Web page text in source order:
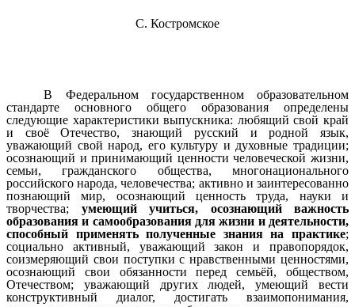
С. Костромское
В Федеральном государственном образовательном
стандарте основного общего образования определены
следующие характеристики выпускника: любящий свой край
и своё Отечество, знающий русский и родной язык,
уважающий свой народ, его культуру и духовные традиции;
осознающий и принимающий ценности человеческой жизни,
семьи, гражданского общества, многонационального
российского народа, человечества; активно и заинтересованно
познающий мир, осознающий ценность труда, науки и
творчества; умеющий учиться, осознающий важность
образования и самообразования для жизни и деятельности,
способный применять полученные знания на практике;
социально активный, уважающий закон и правопорядок,
соизмеряющий свои поступки с нравственными ценностями,
осознающий свои обязанности перед семьёй, обществом,
Отечеством; уважающий других людей, умеющий вести
конструктивный диалог, достигать взаимопонимания,